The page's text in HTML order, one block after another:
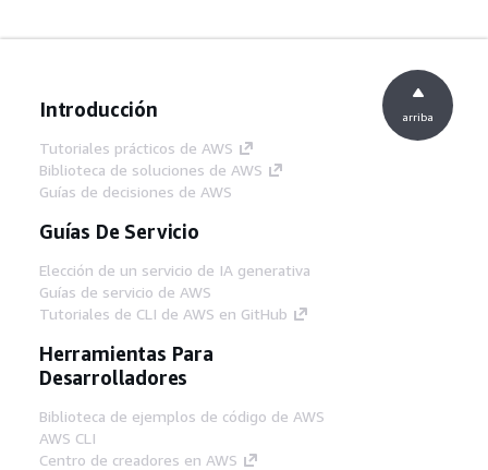
Introducción
Tutoriales prácticos de AWS
Biblioteca de soluciones de AWS
Guías de decisiones de AWS
Guías De Servicio
Elección de un servicio de IA generativa
Guías de servicio de AWS
Tutoriales de CLI de AWS en GitHub
Herramientas Para
Desarrolladores
Biblioteca de ejemplos de código de AWS
AWS CLI
Centro de creadores en AWS
arriba